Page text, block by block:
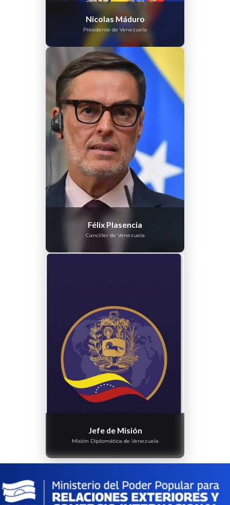
Nicolas Máduro
Presidente de Venezuela
Félix Plasencia
Canciller de Venezuela
Jefe de Misión
Misión Diplomática de Venezuela